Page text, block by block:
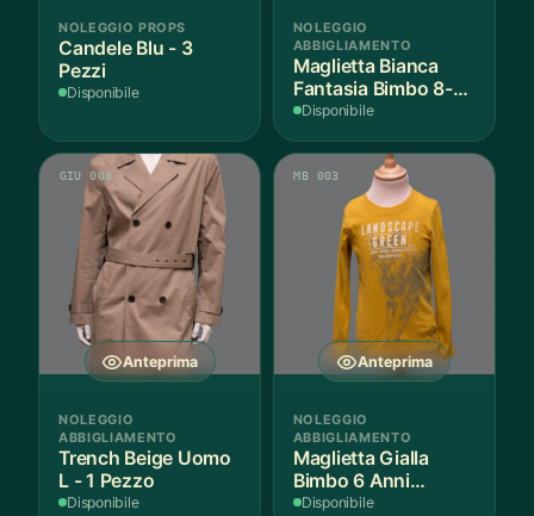
NOLEGGIO PROPS
Candele Blu - 3
Pezzi
Disponibile
NOLEGGIO
ABBIGLIAMENTO
Maglietta Bianca
Fantasia Bimbo 8-9
Anni Cotone - 1
Disponibile
Anteprima
GIU 008
NOLEGGIO
ABBIGLIAMENTO
Trench Beige Uomo
L - 1 Pezzo
Disponibile
Anteprima
MB 003
NOLEGGIO
ABBIGLIAMENTO
Maglietta Gialla
Bimbo 6 Anni
Cotone - 1 Pezzo
Disponibile